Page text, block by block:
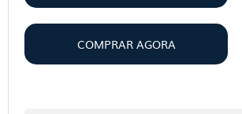
quantidade
COMPRAR AGORA